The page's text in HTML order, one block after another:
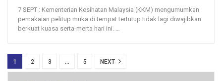
7 SEPT : Kementerian Kesihatan Malaysia (KKM) mengumumkan
pemakaian pelitup muka di tempat tertutup tidak lagi diwajibkan
berkuat kuasa serta-merta hari ini. …
1 2 3 … 5 NEXT